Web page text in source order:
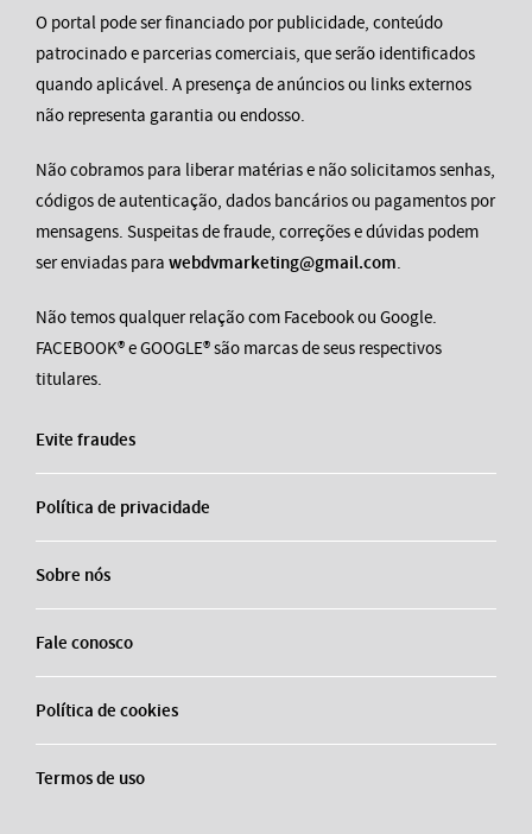
O portal pode ser financiado por publicidade, conteúdo
patrocinado e parcerias comerciais, que serão identificados
quando aplicável. A presença de anúncios ou links externos
não representa garantia ou endosso.
Não cobramos para liberar matérias e não solicitamos senhas,
códigos de autenticação, dados bancários ou pagamentos por
mensagens. Suspeitas de fraude, correções e dúvidas podem
ser enviadas para webdvmarketing@gmail.com.
Não temos qualquer relação com Facebook ou Google.
FACEBOOK® e GOOGLE® são marcas de seus respectivos
titulares.
Evite fraudes
Política de privacidade
Sobre nós
Fale conosco
Política de cookies
Termos de uso